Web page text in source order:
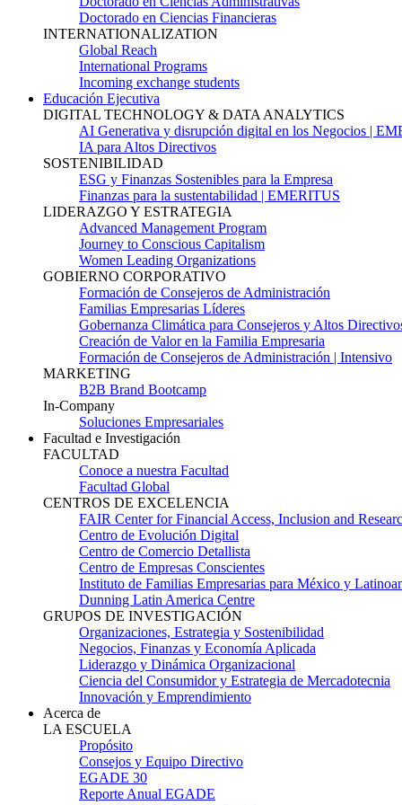
Doctorado en Ciencias Financieras
INTERNATIONALIZATION
Global Reach
International Programs
Incoming exchange students
Educación Ejecutiva
DIGITAL TECHNOLOGY & DATA ANALYTICS
AI Generativa y disrupción digital en los Negocios |
IA para Altos Directivos
SOSTENIBILIDAD
ESG y Finanzas Sostenibles para la Empresa
Finanzas para la sustentabilidad | EMERITUS
LIDERAZGO Y ESTRATEGIA
Advanced Management Program
Journey to Conscious Capitalism
Women Leading Organizations
GOBIERNO CORPORATIVO
Formación de Consejeros de Administración
Familias Empresarias Líderes
Gobernanza Climática para Consejeros y Altos
Creación de Valor en la Familia Empresaria
Formación de Consejeros de Administración | Intensivo
MARKETING
B2B Brand Bootcamp
In-Company
Soluciones Empresariales
Facultad e Investigación
FACULTAD
Conoce a nuestra Facultad
Facultad Global
CENTROS DE EXCELENCIA
FAIR Center for Financial Access, Inclusion and
Centro de Evolución Digital
Centro de Comercio Detallista
Centro de Empresas Conscientes
Instituto de Familias Empresarias para México y
Dunning Latin America Centre
GRUPOS DE INVESTIGACIÓN
Organizaciones, Estrategia y Sostenibilidad
Negocios, Finanzas y Economía Aplicada
Liderazgo y Dinámica Organizacional
Ciencia del Consumidor y Estrategia de Mercadotecnia
Innovación y Emprendimiento
Acerca de
LA ESCUELA
Propósito
Consejos y Equipo Directivo
EGADE 30
Reporte Anual EGADE